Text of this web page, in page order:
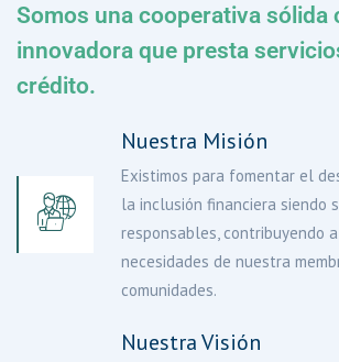
Somos una cooperativa sólida
innovadora que presta
crédito.
Nuestra Misión
Existimos para fomentar el
la inclusión financiera siendo
responsables, contribuyendo
necesidades de nuestra
comunidades.
Nuestra Visión